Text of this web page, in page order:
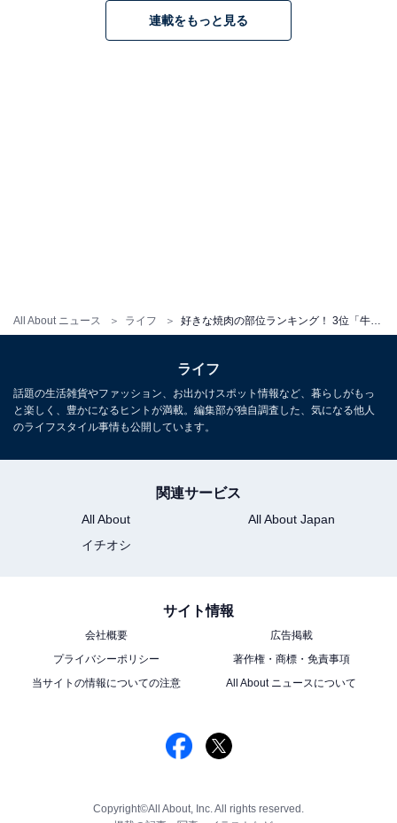
All About ニュース ライフ 好きな焼肉の部位ランキング！ 3位「牛ハラミ／サガリ」、2位「牛カルビ」を僅差で抑えた1位は？
連載をもっと見る
ライフ
話題の生活雑貨やファッション、お出かけスポット情報など、暮らしがもっ
と楽しく、豊かになるヒントが満載。編集部が独自調査した、気になる他人
のライフスタイル事情も公開しています。
関連サービス
All About
All About Japan
イチオシ
サイト情報
会社概要
広告掲載
プライバシーポリシー
著作権・商標・免責事項
当サイトの情報についての注意
All About ニュースについて
Copyright©All About, Inc. All rights reserved.